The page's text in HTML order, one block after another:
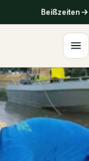
Beißzeiten